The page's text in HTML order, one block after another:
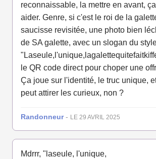
reconnaissable, la mettre en avant,
aider. Genre, si c'est le roi de la
saucisse revisitée, une photo bien
de SA galette, avec un slogan du
le QR code direct pour choper une
Ça joue sur l'identité, le truc unique,
peut attirer les curieux, non ?
Randonneur- LE 29 AVRIL 2025
Mdrrr, "laseule, l'unique,